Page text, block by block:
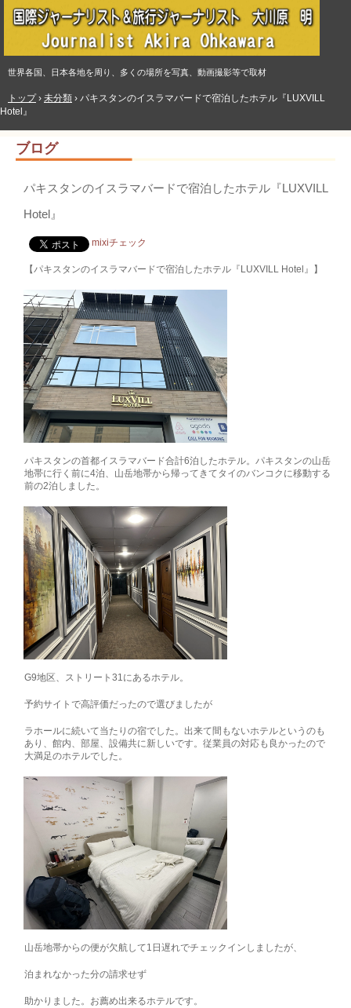
世界各国、日本各地を周り、多くの場所を写真、動画撮影等で取材
トップ› 未分類 › パキスタンのイスラマバードで宿泊したホテル『LUXVILL
Hotel』
ブログ
パキスタンのイスラマバードで宿泊したホテル『LUXVILL
Hotel』
mixiチェック
【パキスタンのイスラマバードで宿泊したホテル『LUXVILL Hotel』】
パキスタンの首都イスラマバード合計6泊したホテル。パキスタンの山岳
地帯に行く前に4泊、山岳地帯から帰ってきてタイのバンコクに移動する
前の2泊しました。
G9地区、ストリート31にあるホテル。
予約サイトで高評価だったので選びましたが
ラホールに続いて当たりの宿でした。出来て間もないホテルというのも
あり、館内、部屋、設備共に新しいです。従業員の対応も良かったので
大満足のホテルでした。
山岳地帯からの便が欠航して1日遅れでチェックインしましたが、
泊まれなかった分の請求せず
助かりました。お薦め出来るホテルです。